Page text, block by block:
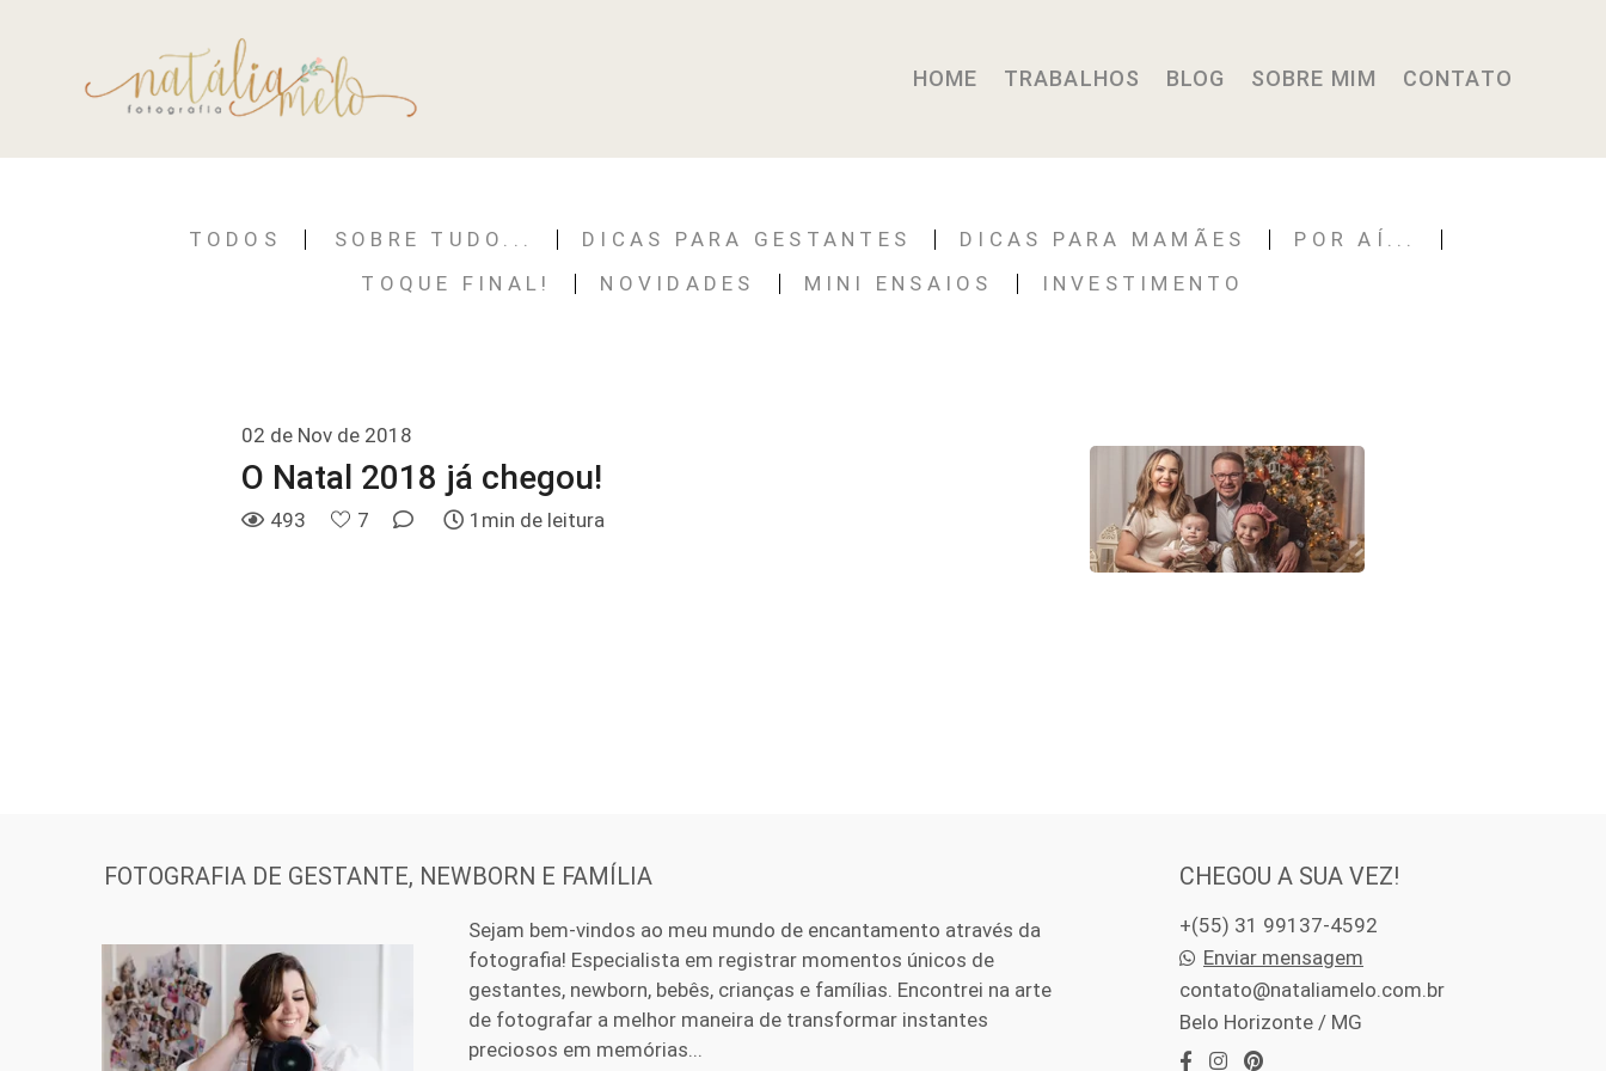
HOME TRABALHOS BLOG SOBRE MIM CONTATO
TODOS SOBRE TUDO... DICAS PARA GESTANTES DICAS PARA MAMÃES
POR AÍ...
TOQUE FINAL!
NOVIDADES MINI ENSAIOS INVESTIMENTO
02 de Nov de 2018
O Natal 2018 já chegou!
493 7 1min de leitura
FOTOGRAFIA DE GESTANTE, NEWBORN E FAMÍLIA
Sejam bem-vindos ao meu mundo de encantamento através da
fotografia! Especialista em registrar momentos únicos de
gestantes, newborn, bebês, crianças e famílias. Encontrei na arte
de fotografar a melhor maneira de transformar instantes
preciosos em memórias...
CHEGOU A SUA VEZ!
+(55) 31 99137-4592
Enviar mensagem
contato@nataliamelo.com.br
Belo Horizonte / MG